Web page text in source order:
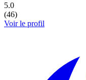
5.0
(46)
Voir le profil